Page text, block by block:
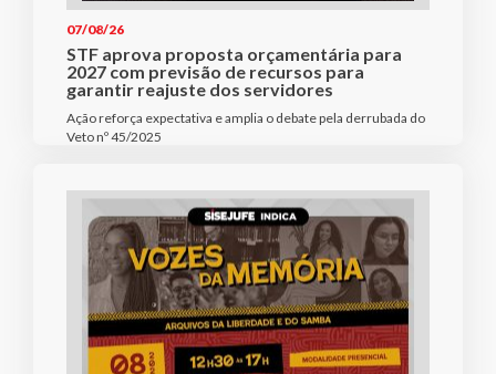
07/08/26
STF aprova proposta orçamentária para
2027 com previsão de recursos para
garantir reajuste dos servidores
Ação reforça expectativa e amplia o debate pela derrubada do
Veto nº 45/2025